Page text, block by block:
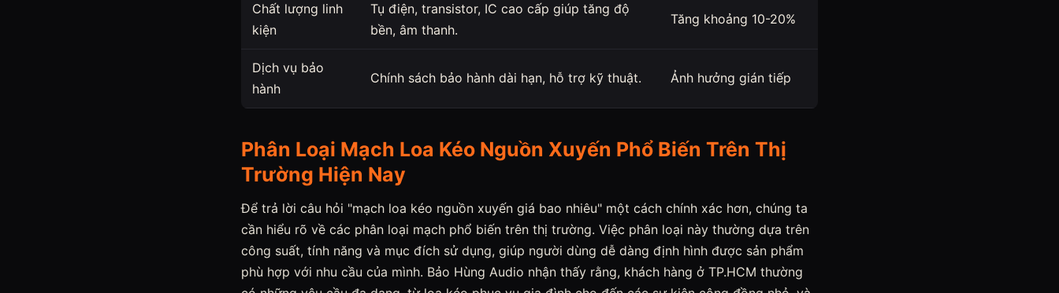
Chất lượng linh
kiện
Tụ điện, transistor, IC cao cấp giúp tăng độ
bền, âm thanh.
Tăng khoảng 10-20%
Dịch vụ bảo
hành
Chính sách bảo hành dài hạn, hỗ trợ kỹ thuật. Ảnh hưởng gián tiếp
Phân Loại Mạch Loa Kéo Nguồn Xuyến Phổ Biến Trên Thị
Trường Hiện Nay
Để trả lời câu hỏi "mạch loa kéo nguồn xuyến giá bao nhiêu" một cách chính xác hơn, chúng ta
cần hiểu rõ về các phân loại mạch phổ biến trên thị trường. Việc phân loại này thường dựa trên
công suất, tính năng và mục đích sử dụng, giúp người dùng dễ dàng định hình được sản phẩm
phù hợp với nhu cầu của mình. Bảo Hùng Audio nhận thấy rằng, khách hàng ở TP.HCM thường